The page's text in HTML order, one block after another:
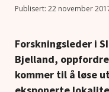
22 november
Forskningsleder i
Bjelland,
kommer til å løse